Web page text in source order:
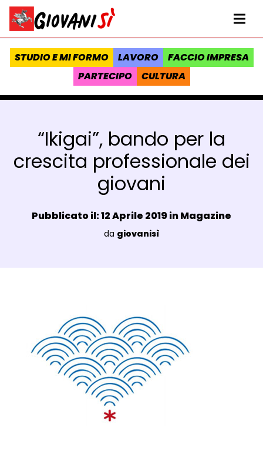
Vai al contenuto
Homepage Giovanisì - Progetto della Regione Toscana
STUDIO E MI FORMO LAVORO
FACCIO IMPRESA
PARTECIPO
CULTURA
“Ikigai”, bando per la
crescita professionale dei
giovani
Data e ora:
Pubblicato il: 12 Aprile 2019 inMagazine
Luogo:
da giovanisì